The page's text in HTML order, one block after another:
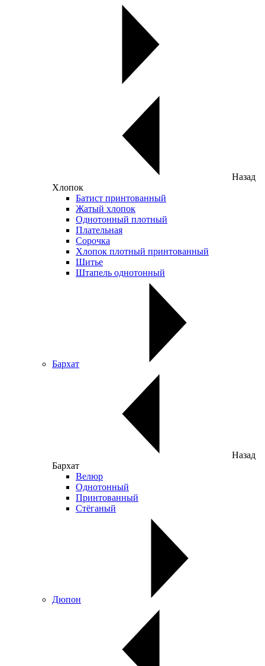
Назад
Хлопок
Батист принтованный
Жатый хлопок
Однотонный плотный
Плательная
Сорочка
Хлопок плотный принтованный
Шитье
Штапель однотонный
Бархат
Назад
Бархат
Велюр
Однотонный
Принтованный
Стёганый
Дюпон